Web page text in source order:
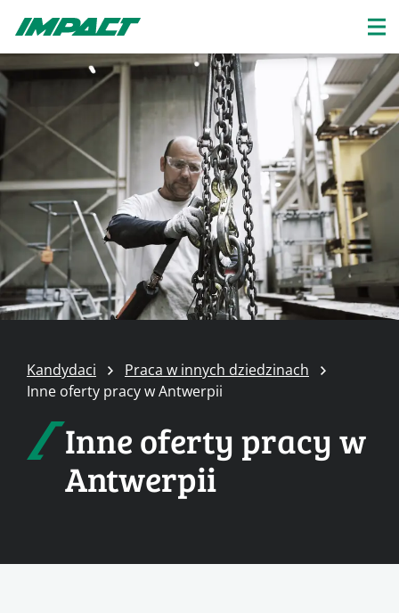
Kandydaci
Praca w innych dziedzinach
Inne oferty pracy w Antwerpii
Inne oferty pracy w
Antwerpii